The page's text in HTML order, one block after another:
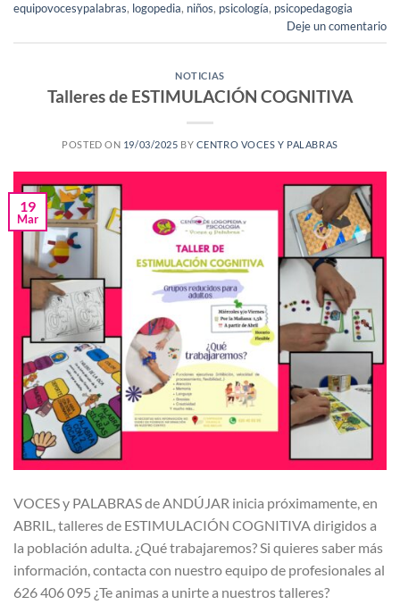
equipovocesypalabras, logopedia, niños, psicología, psicopedagogia
Deje un comentario
NOTICIAS
Talleres de ESTIMULACIÓN COGNITIVA
POSTED ON 19/03/2025 BY CENTRO VOCES Y PALABRAS
19
Mar
VOCES y PALABRAS de ANDÚJAR inicia próximamente, en
ABRIL, talleres de ESTIMULACIÓN COGNITIVA dirigidos a
la población adulta. ¿Qué trabajaremos? Si quieres saber más
información, contacta con nuestro equipo de profesionales al
626 406 095 ¿Te animas a unirte a nuestros talleres?